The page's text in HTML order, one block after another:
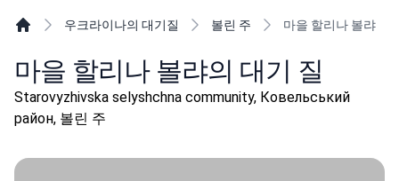
우크라이나의 대기질 볼린 주 마을 할리나 볼랴
마을 할리나 볼랴의 대기 질
Starovyzhivska selyshchna community, Ковельський
район, 볼린 주